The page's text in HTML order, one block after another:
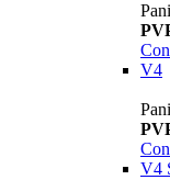
V4
V4